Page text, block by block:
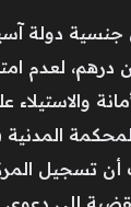
دولة
2.3 مليون
والاستيلاء
تسجيل